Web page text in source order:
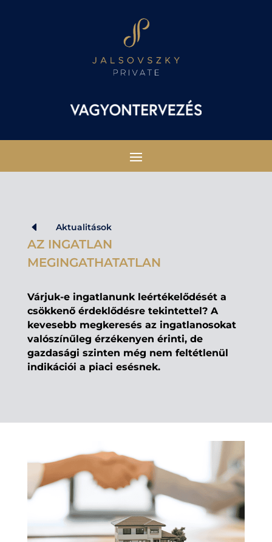
D Aktualitások
AZ INGATLAN
MEGINGATHATATLAN
Várjuk-e ingatlanunk leértékelődését a
csökkenő érdeklődésre tekintettel? A
kevesebb megkeresés az ingatlanosokat
valószínűleg érzékenyen érinti, de
gazdasági szinten még nem feltétlenül
indikációi a piaci esésnek.